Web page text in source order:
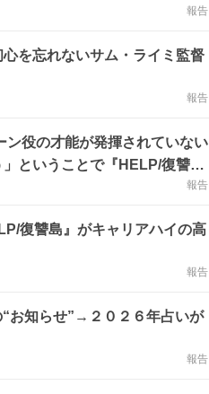
報告
を忘れないサム・ライミ監督
報告
ン役の才能が発揮されていない
ということで『HELP/復讐
報告
復讐島』がキャリアハイの高
報告
“お知らせ”→２０２６年占いが
報告